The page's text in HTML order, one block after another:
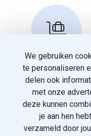
Reserveren en
info@travelnoord.nl
We gebruiken
te personaliseren
delen ook
met onze
deze kunnen
je aan hen
verzameld door